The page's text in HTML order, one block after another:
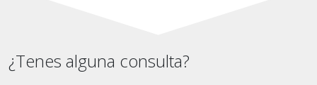
¿Tenes alguna consulta?